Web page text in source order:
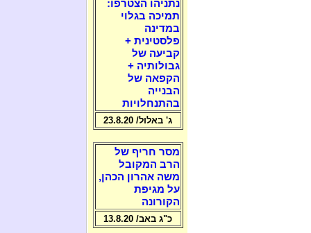
נתניהו הצטרפו:
תמיכה בגלוי
במדינה
פלסטינית +
קביעה של
גבולותיה +
הקפאה של
הבנייה
בהתנחלויות
ג' באלול/ 23.8.20
מסר חריף של
הרב המקובל
משה אהרון הכהן,
על מגיפת
הקורונה
כ"ג באב/ 13.8.20